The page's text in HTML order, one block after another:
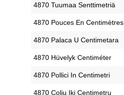
‎4870 Tuumaa Senttimetriä
‎4870 Pouces En Centimètres
‎4870 Palaca U Centimetara
‎4870 Hüvelyk Centiméter
‎4870 Pollici In Centimetri
‎4870 Colių Iki Centimetrų